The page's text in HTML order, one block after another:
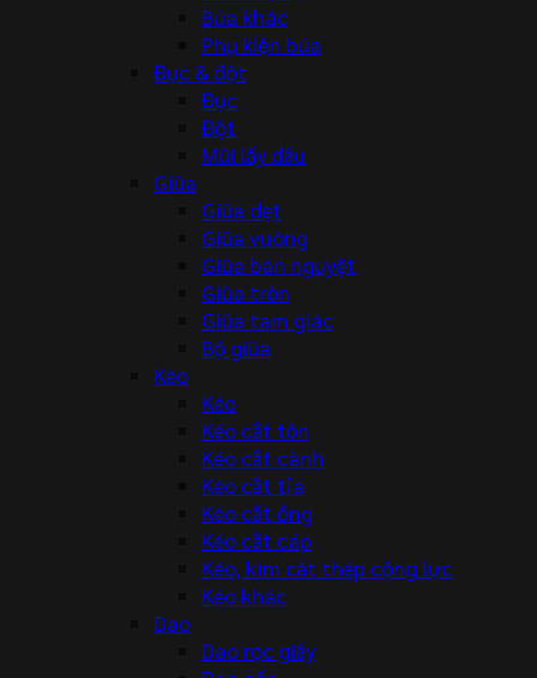
Búa khác
Phụ kiện búa
Đục & đột
Đục
Đột
Mũi lấy dấu
Giũa
Giũa dẹt
Giũa vuông
Giũa bán nguyệt
Giũa tròn
Giũa tam giác
Bộ giũa
Kéo
Kéo
Kéo cắt tôn
Kéo cắt cành
Kéo cắt tỉa
Kéo cắt ống
Kéo cắt cáp
Kéo, kìm cắt thép cộng lực
Kéo khác
Dao
Dao rọc giấy